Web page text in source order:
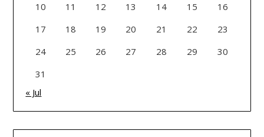
10
11 12 13 14 15
16
17
18 19 20 21 22
23
24
25 26 27 28 29
30
31
« Jul